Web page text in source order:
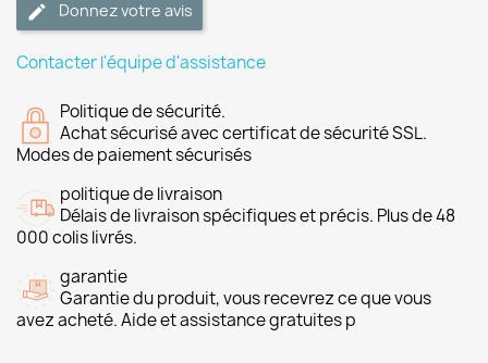
Donnez votre avis
Contacter l'équipe d'assistance
Politique de sécurité.
Achat sécurisé avec certificat de sécurité SSL.
Modes de paiement sécurisés
politique de livraison
Délais de livraison spécifiques et précis. Plus de 48
000 colis livrés.
garantie
Garantie du produit, vous recevrez ce que vous
avez acheté. Aide et assistance gratuites p